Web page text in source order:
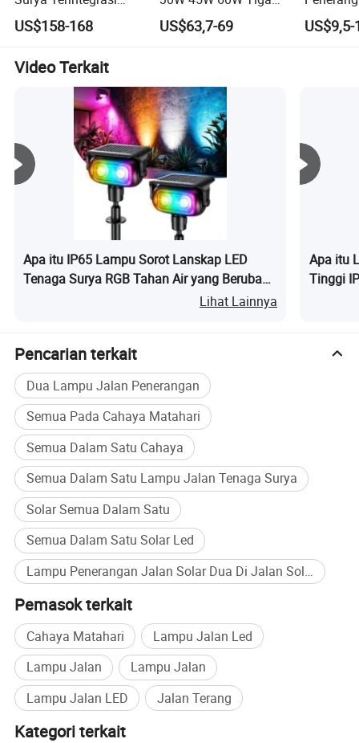
Aplikasi:
Tidak ada permintaan perkabelan untuk satu, yaitu lampu
jalan solar yang terintegrasi dan 100% ditenagai oleh sinar
matahari. Digunakan secara luas di tempat-tempat di mana
saja ada sinar matahari yang cukup, khususnya untuk
tempat-tempat di mana jaringan kabel tidak ekonomis atau
yang praktis. Seperti lampu parkir, lampu jalan, lampu
konstruksi pedesaan baru, pencahayaan area pegunungan,
pencahayaan jalan pejalan kaki, vila pribadi/ lampu hunian,
lampu taman publik/plaza, pencahayaan jalur kampus,
pencahayaan pertanian dan peternakan, pencahayaan area
Semua dalam Satu
Harga Lampu Jalan
Surya LED
US$158-168
Opsi Daya Semua
dalam Satu Lampu
Jalan Tenaga Surya
US$63,7-69
Area
Parkir
US$9,5-
Video Terkait
Apa itu IP65 Lampu Sorot Lanskap LED
Tenaga Surya RGB Tahan Air yang Berubah
Lihat Lainnya
Apa itu
Tinggi
Pencarian terkait
Dua Lampu Jalan Penerangan
Semua Pada Cahaya Matahari
Semua Dalam Satu Cahaya
Semua Dalam Satu Lampu Jalan Tenaga Surya
Solar Semua Dalam Satu
Semua Dalam Satu Solar Led
Lampu Penerangan Jalan Solar Dua Di Jalan Solar Pembelian Massal
Pemasok terkait
Cahaya Matahari
Lampu Jalan Led
Lampu Jalan
Lampu Jalan
Lampu Jalan LED
Jalan Terang
Kategori terkait